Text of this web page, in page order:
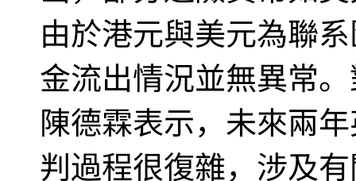
由於港元與美元為聯
金流出情況並無異常
陳德霖表示，未來兩
判過程很復雜，涉及